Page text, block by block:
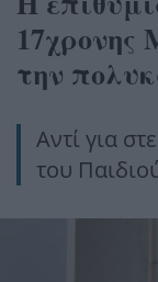
17χρονης
την
Αντί για
του